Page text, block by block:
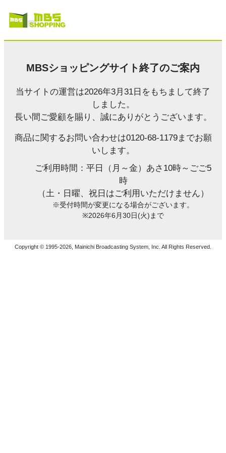
MBSショッピングサイト終了のご案内
当サイトの運営は2026年3月31日をもちまして終了
しました。
長い間ご愛顧を賜り、誠にありがとうございます。
商品に関するお問い合わせは0120-68-1179までお願
いします。
ご利用時間：平日（月～金）あさ10時～ごご5
時
（土・日曜、祝日はご利用いただけません）
※受付時間が変更になる場合がございます。
※2026年6月30日(火)まで
Copyright © 1995-2026, Mainichi Broadcasting System, Inc. All Rights Reserved.